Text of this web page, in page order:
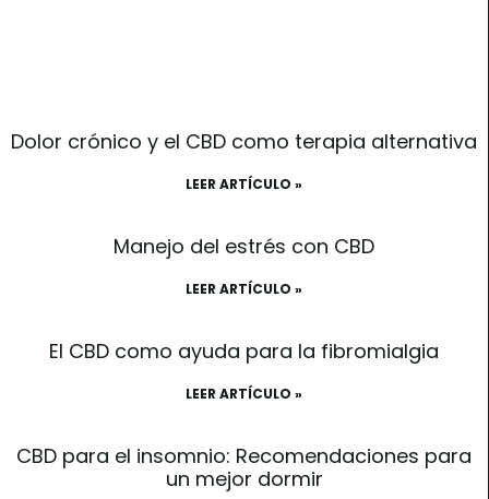
Dolor crónico y el CBD como terapia alternativa
LEER ARTÍCULO »
Manejo del estrés con CBD
LEER ARTÍCULO »
El CBD como ayuda para la fibromialgia
LEER ARTÍCULO »
CBD para el insomnio: Recomendaciones para
un mejor dormir